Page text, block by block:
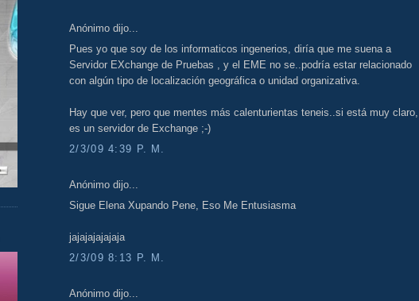
Anónimo dijo...
Pues yo que soy de los informaticos ingenerios, diría que me suena a
Servidor EXchange de Pruebas , y el EME no se..podría estar relacionado
con algún tipo de localización geográfica o unidad organizativa.
Hay que ver, pero que mentes más calenturientas teneis..si está muy claro,
es un servidor de Exchange ;-)
2/3/09 4:39 P. M.
Anónimo dijo...
Sigue Elena Xupando Pene, Eso Me Entusiasma
jajajajajajaja
2/3/09 8:13 P. M.
Anónimo dijo...